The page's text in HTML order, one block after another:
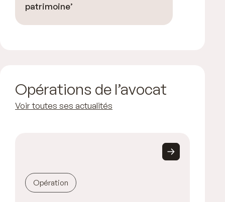
patrimoine’
Opérations de l’avocat
Voir toutes ses actualités
Opération